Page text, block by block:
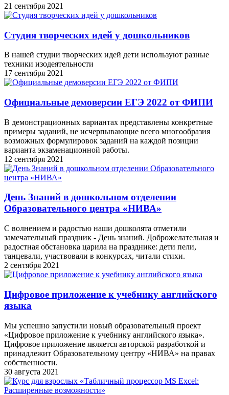
21 сентября 2021
Студия творческих идей у дошкольников
В нашей студии творческих идей дети используют разные
техники изодеятельности
17 сентября 2021
Официальные демоверсии ЕГЭ 2022 от ФИПИ
В демонстрационных вариантах представлены конкретные
примеры заданий, не исчерпывающие всего многообразия
возможных формулировок заданий на каждой позиции
варианта экзаменационной работы.
12 сентября 2021
День Знаний в дошкольном отделении
Образовательного центра «НИВА»
С волнением и радостью наши дошколята отметили
замечательный праздник - День знаний. Доброжелательная и
радостная обстановка царила на празднике: дети пели,
танцевали, участвовали в конкурсах, читали стихи.
2 сентября 2021
Цифровое приложение к учебнику английского
языка
Мы успешно запустили новый образовательный проект
«Цифровое приложение к учебнику английского языка».
Цифровое приложение является авторской разработкой и
принадлежит Образовательному центру «НИВА» на правах
собственности.
30 августа 2021